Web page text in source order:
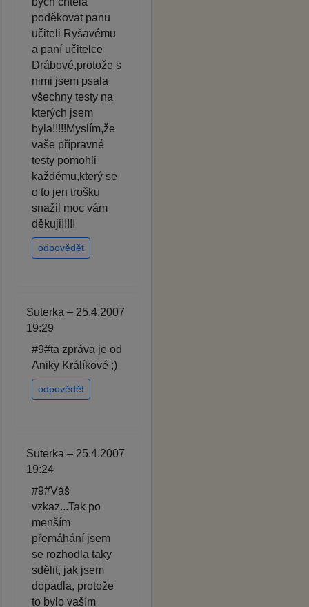
poděkovat panu
učiteli Ryšavému
a paní učitelce
Drábové,protože s
nimi jsem psala
všechny testy na
kterých jsem
byla!!!!!Myslím,že
vaše přípravné
testy pomohli
každému,který se
o to jen trošku
snažil moc vám
děkuji!!!!!
odpovědět
Suterka – 25.4.2007
19:29
#9#ta zpráva je od
Aniky Králíkové ;)
odpovědět
Suterka – 25.4.2007
19:24
#9#Váš
vzkaz...Tak po
menším
přemáhání jsem
se rozhodla taky
sdělit, jak jsem
dopadla, protože
to bylo vaším